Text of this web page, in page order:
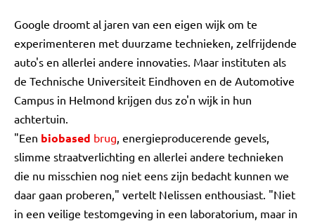
Google droomt al jaren van een eigen wijk om te
experimenteren met duurzame technieken, zelfrijdende
auto's en allerlei andere innovaties. Maar instituten als
de Technische Universiteit Eindhoven en de Automotive
Campus in Helmond krijgen dus zo'n wijk in hun
achtertuin.
"Een biobased brug, energieproducerende gevels,
slimme straatverlichting en allerlei andere technieken
die nu misschien nog niet eens zijn bedacht kunnen we
daar gaan proberen," vertelt Nelissen enthousiast. "Niet
in een veilige testomgeving in een laboratorium, maar in